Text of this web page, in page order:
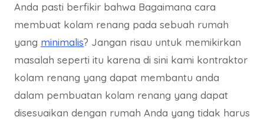
Anda pasti berfikir bahwa Bagaimana cara
membuat kolam renang pada sebuah rumah
yang minimalis? Jangan risau untuk memikirkan
masalah seperti itu karena di sini kami kontraktor
kolam renang yang dapat membantu anda
dalam pembuatan kolam renang yang dapat
disesuaikan dengan rumah Anda yang tidak harus